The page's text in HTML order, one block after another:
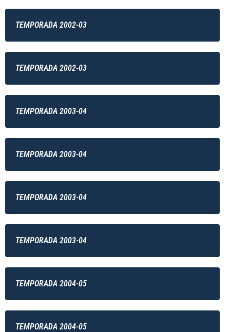
TEMPORADA 2002-03
TEMPORADA 2002-03
TEMPORADA 2003-04
TEMPORADA 2003-04
TEMPORADA 2003-04
TEMPORADA 2003-04
TEMPORADA 2004-05
TEMPORADA 2004-05